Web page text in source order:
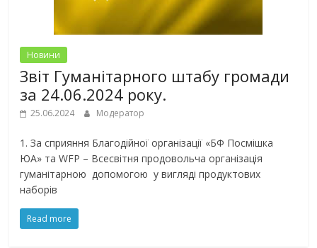
Новини
Звіт Гуманітарного штабу громади
за 24.06.2024 року.
25.06.2024 Модератор
1. За сприяння Благодійної організації «БФ Посмішка
ЮА» та WFP – Всесвітня продовольча організація
гуманітарною допомогою у вигляді продуктових
наборів
Read more